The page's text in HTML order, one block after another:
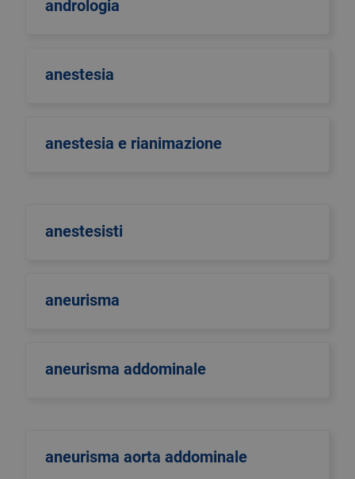
andrologia
anestesia
anestesia e rianimazione
anestesisti
aneurisma
aneurisma addominale
aneurisma aorta addominale